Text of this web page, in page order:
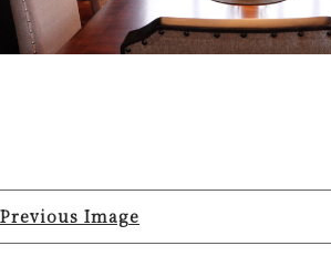
Previous Image